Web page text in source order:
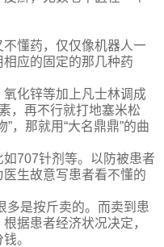
懂药，仅仅像机器人一
应的固定的那几种药
化锌等加上凡士林调成
，再不行就打地塞米松
，那就用“大名鼎鼎”的曲
707针剂等。以防被患者
生故意写患者看不懂的
多是按斤卖的。而卖到患
据患者经济状况决定，
。